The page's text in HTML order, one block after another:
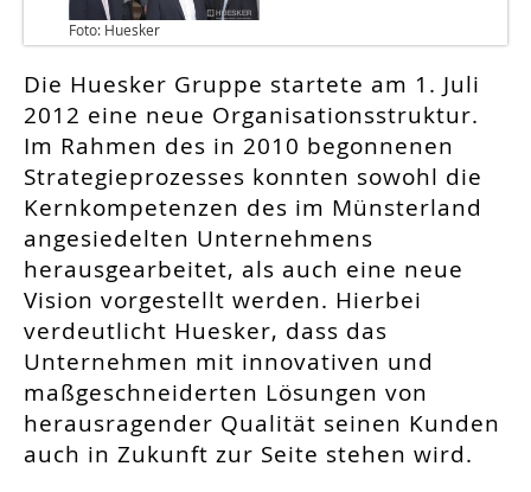
Foto: Huesker
Die Huesker Gruppe startete am 1. Juli
2012 eine neue Organisationsstruktur.
Im Rahmen des in 2010 begonnenen
Strategieprozesses konnten sowohl die
Kernkompetenzen des im Münsterland
angesiedelten Unternehmens
herausgearbeitet, als auch eine neue
Vision vorgestellt werden. Hierbei
verdeutlicht Huesker, dass das
Unternehmen mit innovativen und
maßgeschneiderten Lösungen von
herausragender Qualität seinen Kunden
auch in Zukunft zur Seite stehen wird.